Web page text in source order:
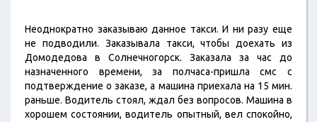
Неоднократно заказываю данное такси. И ни разу еще
не подводили. Заказывала такси, чтобы доехать из
Домодедова в Солнечногорск. Заказала за час до
назначенного времени, за полчаса-пришла смс с
подтверждение о заказе, а машина приехала на 15 мин.
раньше. Водитель стоял, ждал без вопросов. Машина в
хорошем состоянии, водитель опытный, вел спокойно,